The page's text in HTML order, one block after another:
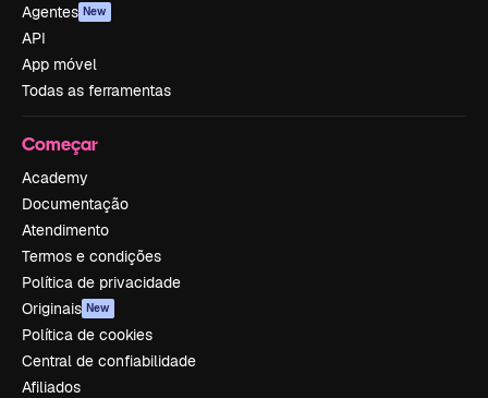
Agentes New
API
App móvel
Todas as ferramentas
Começar
Academy
Documentação
Atendimento
Termos e condições
Política de privacidade
Originais New
Política de cookies
Central de confiabilidade
Afiliados